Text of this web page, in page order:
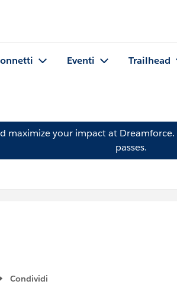
Eventi Trailhead
maximize your impact at Dreamforce.
passes.
Condividi
Show menu